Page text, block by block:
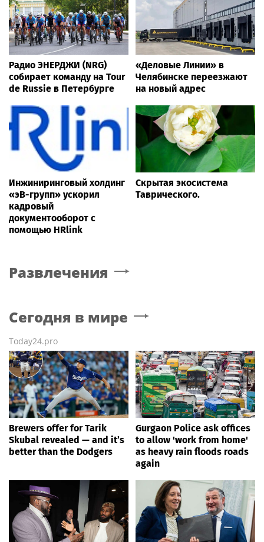
Радио ЭНЕРДЖИ (NRG)
собирает команду на Tour
de Russie в Петербурге
«Деловые Линии» в
Челябинске переезжают
на новый адрес
Инжиниринговый холдинг
«эВ-групп» ускорил
кадровый
документооборот с
помощью HRlink
Скрытая экосистема
Таврического.
Развлечения
Сегодня в мире
Today24.pro
Brewers offer for Tarik
Skubal revealed — and it’s
better than the Dodgers
Gurgaon Police ask offices
to allow 'work from home'
as heavy rain floods roads
again